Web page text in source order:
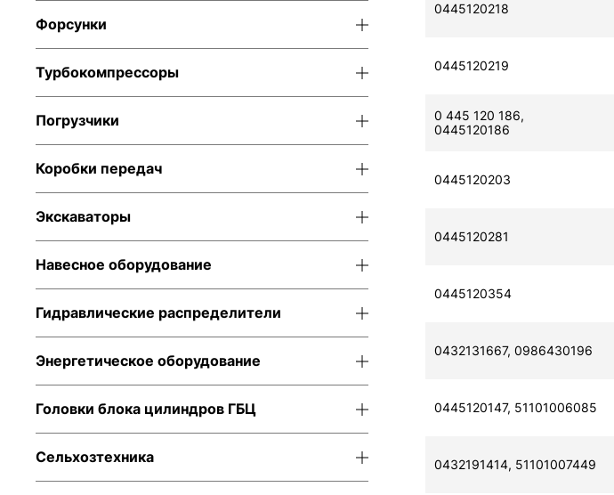
Форсунки
Турбокомпрессоры
Погрузчики
Коробки передач
Экскаваторы
Навесное оборудование
Гидравлические распределители
Энергетическое оборудование
Головки блока цилиндров ГБЦ
Сельхозтехника
0445120218
0445120219
0 445 120 186,
0445120186
0445120203
0445120281
0445120354
0432131667, 0986430196
0445120147, 51101006085
0432191414, 51101007449